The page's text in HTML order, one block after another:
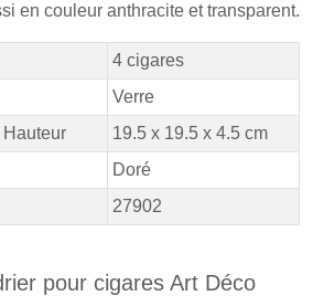
en couleur anthracite et transparent.
4 cigares
Verre
Hauteur
19.5 x 19.5 x 4.5 cm
Doré
27902
pour cigares Art Déco